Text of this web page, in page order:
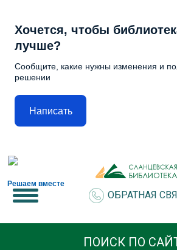
Решаем вместе
Хочется, чтобы
лучше?
Сообщите, какие нужны изменения и
решении
Написать
ОБРАТНАЯ
ПОИСК ПО